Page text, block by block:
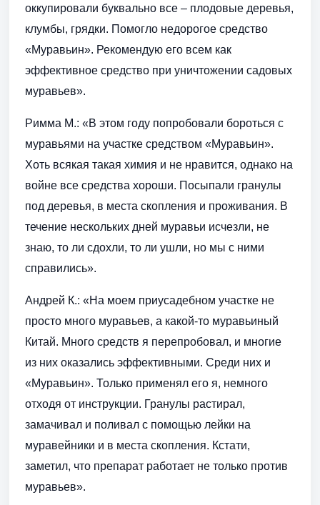
оккупировали буквально все – плодовые деревья,
клумбы, грядки. Помогло недорогое средство
«Муравьин». Рекомендую его всем как
эффективное средство при уничтожении садовых
муравьев».
Римма М.: «В этом году попробовали бороться с
муравьями на участке средством «Муравьин».
Хоть всякая такая химия и не нравится, однако на
войне все средства хороши. Посыпали гранулы
под деревья, в места скопления и проживания. В
течение нескольких дней муравьи исчезли, не
знаю, то ли сдохли, то ли ушли, но мы с ними
справились».
Андрей К.: «На моем приусадебном участке не
просто много муравьев, а какой-то муравьиный
Китай. Много средств я перепробовал, и многие
из них оказались эффективными. Среди них и
«Муравьин». Только применял его я, немного
отходя от инструкции. Гранулы растирал,
замачивал и поливал с помощью лейки на
муравейники и в места скопления. Кстати,
заметил, что препарат работает не только против
муравьев».